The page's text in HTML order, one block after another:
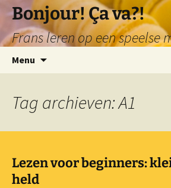
naar
de
inhoud
Bonjour! Ça va?!
Frans leren op een speelse
Menu
Tag archieven: A1
Lezen voor beginners:
held